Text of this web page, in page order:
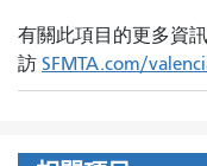
有關此項目的更多資
訪 SFMTA.com/